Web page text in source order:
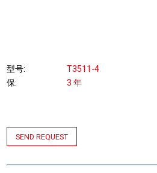
型号
T3511-4
保
3 年
SEND REQUEST